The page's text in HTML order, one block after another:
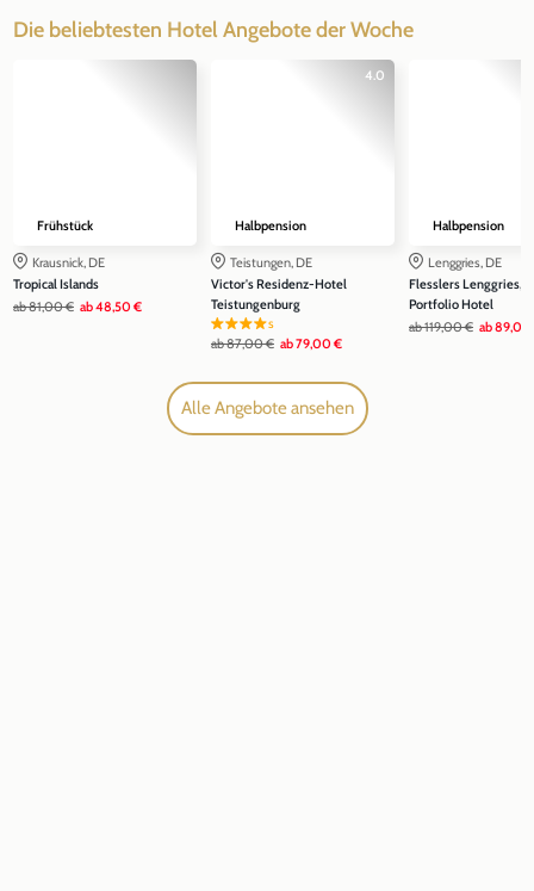
Die beliebtesten Hotel Angebote der Woche
Frühstück
Krausnick, DE
Tropical Islands
ab81,00 € ab48,50 €
4.0
Halbpension
Teistungen, DE
Victor's Residenz-Hotel
Teistungenburg
s
ab87,00 € ab79,00 €
Halbpension
Lenggries, DE
Flesslers Lenggries,
Portfolio Hotel
ab119,00 € ab89,00
Alle Angebote ansehen